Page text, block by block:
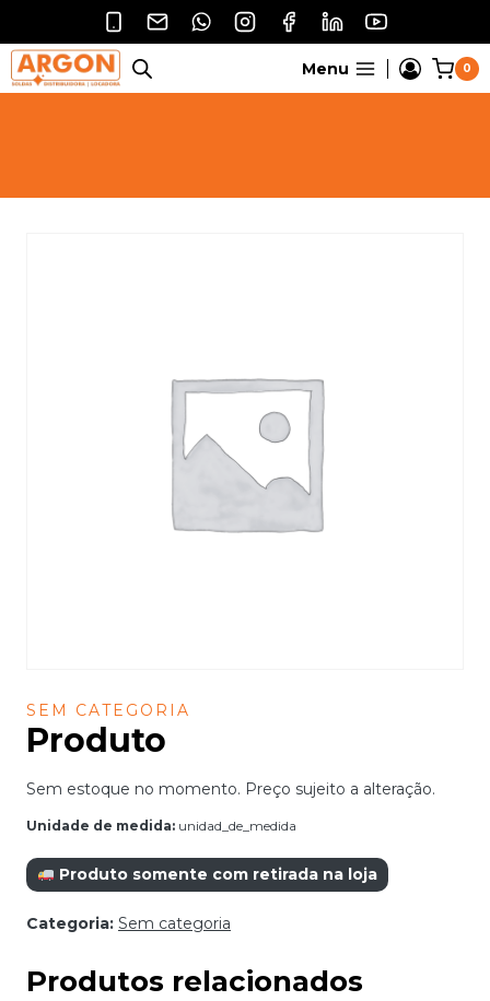
o
Conteúdo
Menu 0
SEM CATEGORIA
Produto
Sem estoque no momento. Preço sujeito a alteração.
Unidade de medida: unidad_de_medida
Produto somente com retirada na loja
Categoria: Sem categoria
Produtos relacionados